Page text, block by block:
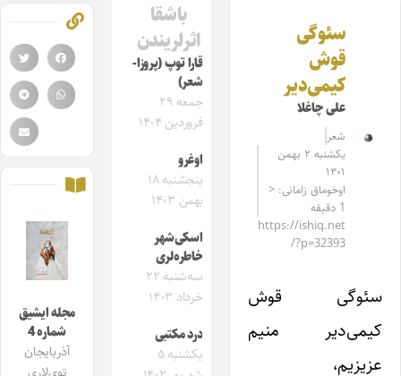
سئوگی
قوش
کیمی‌دیر
علی چاغلا
شعر
یکشنبه ۲ بهمن
۱۴۰۱
اوخوماق زامانی: <
1 دقیقه
https://ishiq.net
/?p=32393
سئوگی قوش
کیمی‌دیر منیم
عزیزیم،
باشقا
اثرلریندن
قارا توپ (پروزا-
شعر)
جمعه ۲۹
فروردین ۱۴۰۴
اوغرو
پنجشنبه ۱۸
بهمن ۱۴۰۳
اسکی‌شهر
خاطره‌لری
سه‌شنبه ۲۲
خرداد ۱۴۰۳
درد مکتبی
یکشنبه ۵
مجله ایشیق
شماره 4
آذربایجان